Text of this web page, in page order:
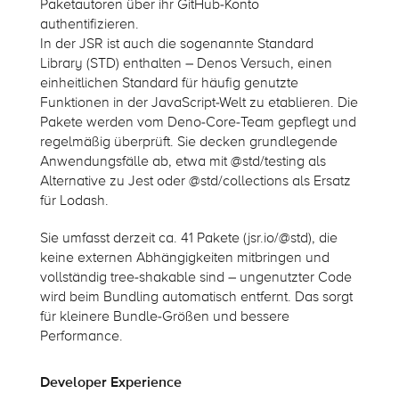
Paketautoren über ihr GitHub-Konto
authentifizieren.
In der JSR ist auch die sogenannte Standard
Library (STD) enthalten – Denos Versuch, einen
einheitlichen Standard für häufig genutzte
Funktionen in der JavaScript-Welt zu etablieren. Die
Pakete werden vom Deno-Core-Team gepflegt und
regelmäßig überprüft. Sie decken grundlegende
Anwendungsfälle ab, etwa mit@std/testing als
Alternative zu Jest oder @std/collectionsals Ersatz
für Lodash.
Sie umfasst derzeit ca. 41 Pakete (jsr.io/@std), die
keine externen Abhängigkeiten mitbringen und
vollständig tree-shakable sind – ungenutzter Code
wird beim Bundling automatisch entfernt. Das sorgt
für kleinere Bundle-Größen und bessere
Performance.
Developer Experience